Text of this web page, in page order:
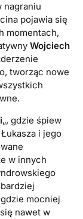
nagraniu
pojawia się
momentach,
Wojciech
tworząc nowe
„, gdzie śpiew
i jego
w innych
mocniej
nawet w